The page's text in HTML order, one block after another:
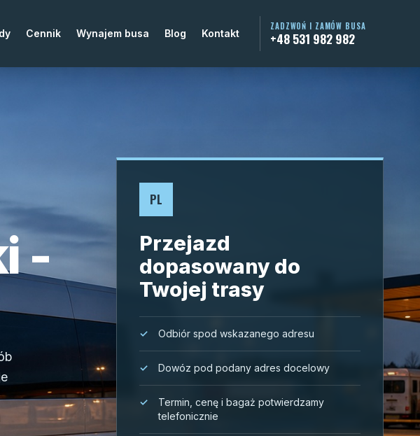
Cennik Wynajem busa Blog Kontakt
ZADZWOŃ I ZAMÓW BUSA
+48 531 982 982
-
PL
Przejazd
dopasowany do
Twojej trasy
Odbiór spod wskazanego adresu
Dowóz pod podany adres docelowy
Termin, cenę i bagaż potwierdzamy
telefonicznie